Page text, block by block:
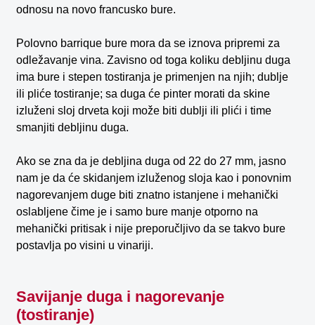
odnosu na novo francusko bure.
Polovno barrique bure mora da se iznova pripremi za
odležavanje vina. Zavisno od toga koliku debljinu duga
ima bure i stepen tostiranja je primenjen na njih; dublje
ili pliće tostiranje; sa duga će pinter morati da skine
izluženi sloj drveta koji može biti dublji ili plići i time
smanjiti debljinu duga.
Ako se zna da je debljina duga od 22 do 27 mm, jasno
nam je da će skidanjem izluženog sloja kao i ponovnim
nagorevanjem duge biti znatno istanjene i mehanički
oslabljene čime je i samo bure manje otporno na
mehanički pritisak i nije preporučljivo da se takvo bure
postavlja po visini u vinariji.
Savijanje duga i nagorevanje
(tostiranje)